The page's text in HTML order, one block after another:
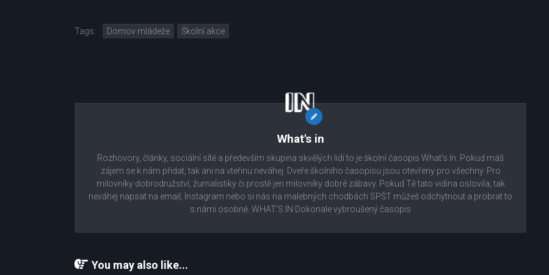
Tags: Domov mládeže Školní akce
What's in
Rozhovory, články, sociální sítě a především skupina skvělých lidí to je školní časopis What’s In. Pokud máš
zájem se k nám přidat, tak ani na vteřinu neváhej. Dveře školního časopisu jsou otevřeny pro všechny. Pro
milovníky dobrodružství, žurnalistiky či prostě jen milovníky dobré zábavy. Pokud Tě tato vidina oslovila, tak
neváhej napsat na email, Instagram nebo si nás na malebných chodbách SPŠT můžeš odchytnout a probrat to
s námi osobně. WHAT’S IN Dokonale vybroušený časopis
You may also like...